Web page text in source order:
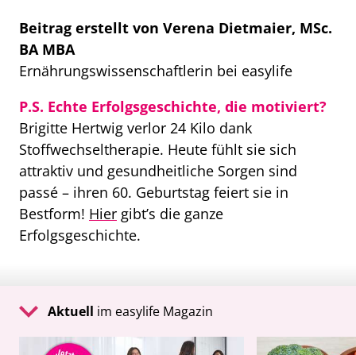
Beitrag erstellt von Verena Dietmaier, MSc.
BA MBA
Ernährungswissenschaftlerin bei easylife
P.S. Echte Erfolgsgeschichte, die motiviert?
Brigitte Hertwig verlor 24 Kilo dank
Stoffwechseltherapie. Heute fühlt sie sich
attraktiv und gesundheitliche Sorgen sind
passé – ihren 60. Geburtstag feiert sie in
Bestform! Hier gibt’s die ganze
Erfolgsgeschichte.
Aktuell im easylife Magazin